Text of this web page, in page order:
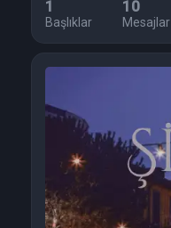
1
Başlıklar
10
Mesajlar